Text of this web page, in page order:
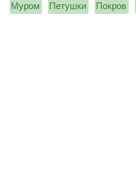
Муром Петушки Покров